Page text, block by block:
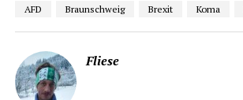
AFD Braunschweig Brexit Koma
Fliese